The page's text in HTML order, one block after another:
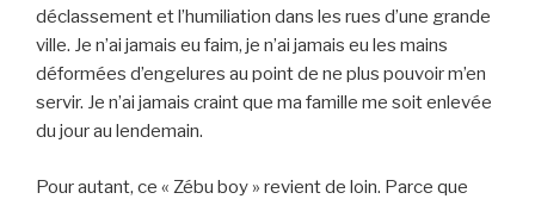
déclassement et l’humiliation dans les rues d’une grande
ville. Je n’ai jamais eu faim, je n’ai jamais eu les mains
déformées d’engelures au point de ne plus pouvoir m’en
servir. Je n’ai jamais craint que ma famille me soit enlevée
du jour au lendemain.
Pour autant, ce « Zébu boy » revient de loin. Parce que